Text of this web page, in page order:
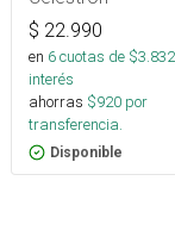
$ 22.990
en 6cuotas de $3.832
interés
ahorras $920 por
transferencia.
Disponible